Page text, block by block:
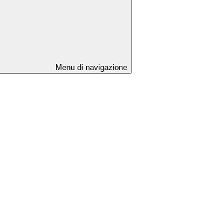
Menu di navigazione